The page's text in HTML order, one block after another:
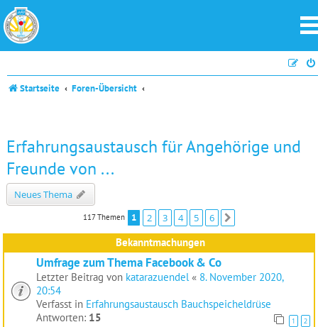
Startseite Foren-Übersicht
Erfahrungsaustausch für Angehörige und
Freunde von ...
Neues Thema
117 Themen 1 2 3 4 5 6
Bekanntmachungen
Umfrage zum Thema Facebook & Co
Letzter Beitrag von katarazuendel « 8. November 2020,
20:54
Verfasst in Erfahrungsaustausch Bauchspeicheldrüse
Antworten: 15 1 2